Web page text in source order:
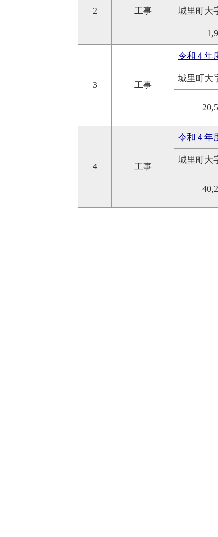
2 工事 城里町
3 工事
令和４年
城里町大
4 工事
令和４年
城里町大